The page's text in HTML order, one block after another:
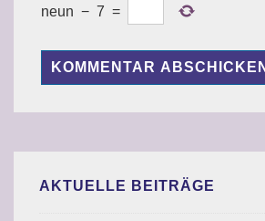
neun − 7 =
AKTUELLE BEITRÄGE